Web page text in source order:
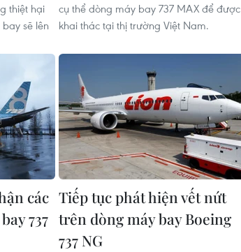
thiệt hại
sẽ lên
cụ thể dòng máy bay 737 MAX để được
khai thác tại thị trường Việt Nam.
các
737
Tiếp tục phát hiện vết nứt
trên dòng máy bay Boeing
737 NG